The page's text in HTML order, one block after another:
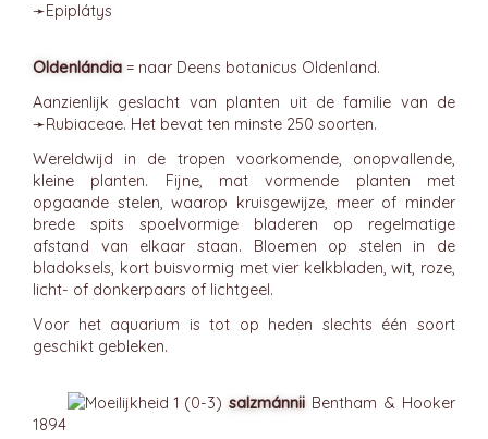
➛Epiplátys
Oldenlándia = naar Deens botanicus Oldenland.
Aanzienlijk geslacht van planten uit de familie van de
➛Rubiaceae. Het bevat ten minste 250 soorten.
Wereldwijd in de tropen voorkomende, onopvallende,
kleine planten. Fijne, mat vormende planten met
opgaande stelen, waarop kruisgewijze, meer of minder
brede spits spoelvormige bladeren op regelmatige
afstand van elkaar staan. Bloemen op stelen in de
bladoksels, kort buisvormig met vier kelkbladen, wit, roze,
licht- of donkerpaars of lichtgeel.
Voor het aquarium is tot op heden slechts één soort
geschikt gebleken.
salzmánnii Bentham & Hooker
1894